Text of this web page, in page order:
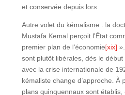
et conservée depuis lors.
Autre volet du kémalisme : la
Mustafa Kemal perçoit l’État
premier plan de l’économie[xix]
sont plutôt libérales, dès le début
avec la crise internationale de
kémaliste change d’approche. À
plans quinquennaux sont établis,